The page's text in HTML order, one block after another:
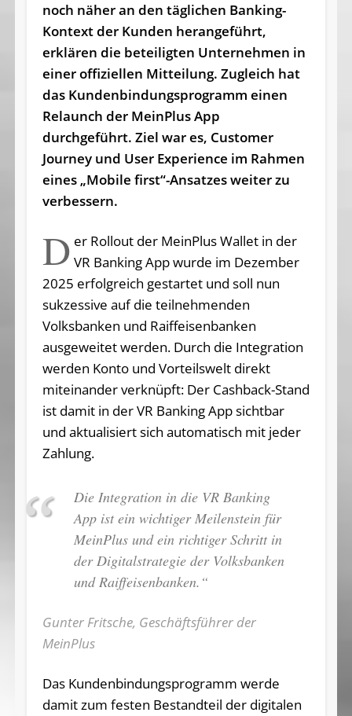
noch näher an den täglichen Banking-
Kontext der Kunden herangeführt,
erklären die beteiligten Unternehmen in
einer offiziellen Mitteilung. Zugleich hat
das Kundenbindungsprogramm einen
Relaunch der MeinPlus App
durchgeführt. Ziel war es, Customer
Journey und User Experience im Rahmen
eines „Mobile first“-Ansatzes weiter zu
verbessern.
D er Rollout der MeinPlus Wallet in der
VR Banking App wurde im Dezember
2025 erfolgreich gestartet und soll nun
sukzessive auf die teilnehmenden
Volksbanken und Raiffeisenbanken
ausgeweitet werden. Durch die Integration
werden Konto und Vorteilswelt direkt
miteinander verknüpft: Der Cashback-Stand
ist damit in der VR Banking App sichtbar
und aktualisiert sich automatisch mit jeder
Zahlung.
Die Integration in die VR Banking
App ist ein wichtiger Meilenstein für
MeinPlus und ein richtiger Schritt in
der Digitalstrategie der Volksbanken
und Raiffeisenbanken.“
Gunter Fritsche, Geschäftsführer der
MeinPlus
Das Kundenbindungsprogramm werde
damit zum festen Bestandteil der digitalen